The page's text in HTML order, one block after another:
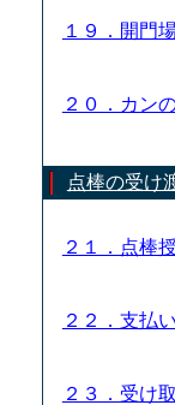
１９．開門
２０．カン
点棒の受け
２１．点棒
２２．支払
２３．受け